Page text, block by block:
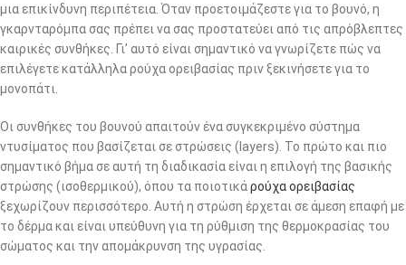
μια επικίνδυνη περιπέτεια. Όταν προετοιμάζεστε για το βουνό, η
γκαρνταρόμπα σας πρέπει να σας προστατεύει από τις απρόβλεπτες
καιρικές συνθήκες. Γι’ αυτό είναι σημαντικό να γνωρίζετε πώς να
επιλέγετε κατάλληλα ρούχα ορειβασίας πριν ξεκινήσετε για το
μονοπάτι.
Οι συνθήκες του βουνού απαιτούν ένα συγκεκριμένο σύστημα
ντυσίματος που βασίζεται σε στρώσεις (layers). Το πρώτο και πιο
σημαντικό βήμα σε αυτή τη διαδικασία είναι η επιλογή της βασικής
στρώσης (ισοθερμικού), όπου τα ποιοτικάρούχα ορειβασίας
ξεχωρίζουν περισσότερο. Αυτή η στρώση έρχεται σε άμεση επαφή με
το δέρμα και είναι υπεύθυνη για τη ρύθμιση της θερμοκρασίας του
σώματος και την απομάκρυνση της υγρασίας.